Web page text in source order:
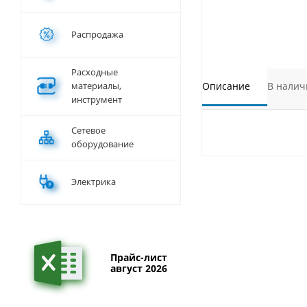
Описание В
Распродажа
Расходные
материалы,
инструмент
Сетевое
оборудование
Электрика
Прайс-лист
август 2026